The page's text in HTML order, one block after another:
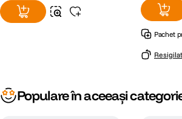
Pachet
Resigilat
Populare în aceeași